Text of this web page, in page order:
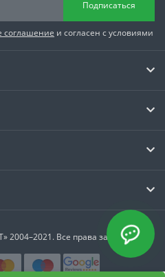
Подписаться
соглашение и согласен с условиями
2004–2021. Все права защищены.